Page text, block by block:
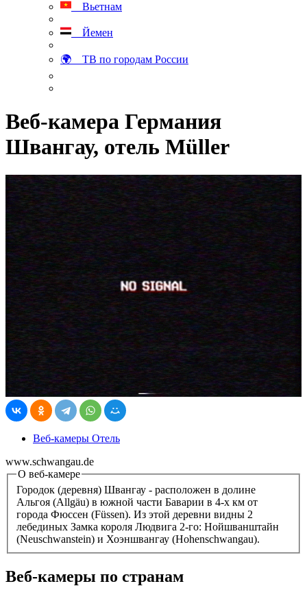
Вьетнам
Йемен
🌍 ТВ по городам России
Веб-камера Германия
Швангау, отель Müller
Веб-камеры Отель
www.schwangau.de
О веб-камере
Городок (деревня) Швангау - расположен в долине
Альгоя (Allgäu) в южной части Баварии в 4-х км от
города Фюссен (Füssen). Из этой деревни видны 2
лебединых Замка короля Людвига 2-го: Нойшванштайн
(Neuschwanstein) и Хоэншвангау (Hohenschwangau).
Веб-камеры по странам